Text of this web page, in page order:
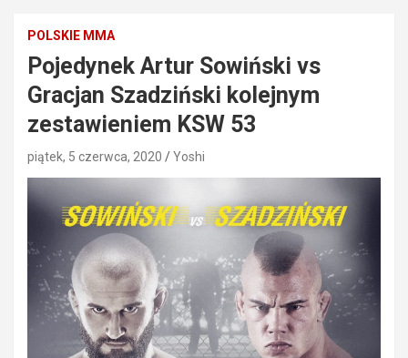
POLSKIE MMA
Pojedynek Artur Sowiński vs
Gracjan Szadziński kolejnym
zestawieniem KSW 53
piątek, 5 czerwca, 2020 Yoshi